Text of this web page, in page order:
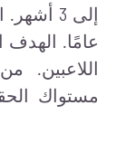
عامًا.
اللاعبين.
مستواك